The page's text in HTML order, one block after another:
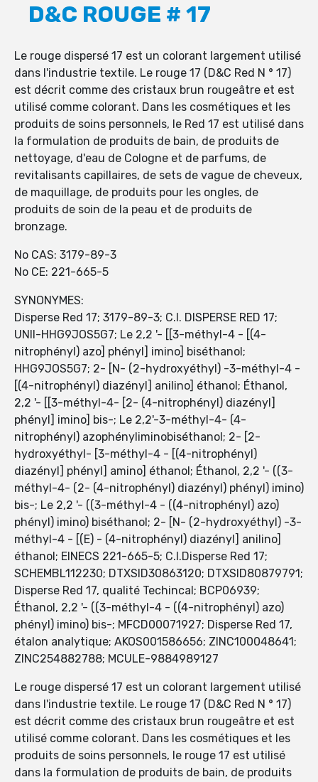
D&C ROUGE # 17
Le rouge dispersé 17 est un colorant largement utilisé
dans l'industrie textile. Le rouge 17 (D&C Red N ° 17)
est décrit comme des cristaux brun rougeâtre et est
utilisé comme colorant. Dans les cosmétiques et les
produits de soins personnels, le Red 17 est utilisé dans
la formulation de produits de bain, de produits de
nettoyage, d'eau de Cologne et de parfums, de
revitalisants capillaires, de sets de vague de cheveux,
de maquillage, de produits pour les ongles, de
produits de soin de la peau et de produits de
bronzage.
No CAS: 3179-89-3
No CE: 221-665-5
SYNONYMES:
Disperse Red 17; 3179-89-3; C.I. DISPERSE RED 17;
UNII-HHG9JOS5G7; Le 2,2 '- [[3-méthyl-4 - [(4-
nitrophényl) azo] phényl] imino] biséthanol;
HHG9JOS5G7; 2- [N- (2-hydroxyéthyl) -3-méthyl-4 -
[(4-nitrophényl) diazényl] anilino] éthanol; Éthanol,
2,2 '- [[3-méthyl-4- [2- (4-nitrophényl) diazényl]
phényl] imino] bis-; Le 2,2'-3-méthyl-4- (4-
nitrophényl) azophényliminobiséthanol; 2- [2-
hydroxyéthyl- [3-méthyl-4 - [(4-nitrophényl)
diazényl] phényl] amino] éthanol; Éthanol, 2,2 '- ((3-
méthyl-4- (2- (4-nitrophényl) diazényl) phényl) imino)
bis-; Le 2,2 '- ((3-méthyl-4 - ((4-nitrophényl) azo)
phényl) imino) biséthanol; 2- [N- (2-hydroxyéthyl) -3-
méthyl-4 - [(E) - (4-nitrophényl) diazényl] anilino]
éthanol; EINECS 221-665-5; C.I.Disperse Red 17;
SCHEMBL112230; DTXSID30863120; DTXSID80879791;
Disperse Red 17, qualité Techincal; BCP06939;
Éthanol, 2,2 '- ((3-méthyl-4 - ((4-nitrophényl) azo)
phényl) imino) bis-; MFCD00071927; Disperse Red 17,
étalon analytique; AKOS001586656; ZINC100048641;
ZINC254882788; MCULE-9884989127
Le rouge dispersé 17 est un colorant largement utilisé
dans l'industrie textile. Le rouge 17 (D&C Red N ° 17)
est décrit comme des cristaux brun rougeâtre et est
utilisé comme colorant. Dans les cosmétiques et les
produits de soins personnels, le rouge 17 est utilisé
dans la formulation de produits de bain, de produits